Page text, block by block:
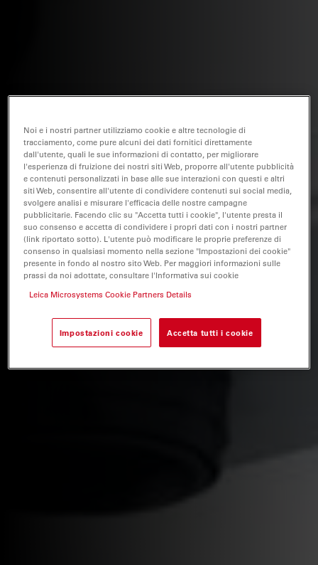
Noi e i nostri partner utilizziamo cookie e altre tecnologie di
tracciamento, come pure alcuni dei dati fornitici direttamente
dall'utente, quali le sue informazioni di contatto, per migliorare
l'esperienza di fruizione dei nostri siti Web, proporre all'utente pubblicità
e contenuti personalizzati in base alle sue interazioni con questi e altri
siti Web, consentire all'utente di condividere contenuti sui social media,
svolgere analisi e misurare l'efficacia delle nostre campagne
pubblicitarie. Facendo clic su "Accetta tutti i cookie", l'utente presta il
suo consenso e accetta di condividere i propri dati con i nostri partner
(link riportato sotto). L'utente può modificare le proprie preferenze di
consenso in qualsiasi momento nella sezione "Impostazioni dei cookie"
presente in fondo al nostro sito Web. Per maggiori informazioni sulle
prassi da noi adottate, consultare l'Informativa sui cookie
Leica Microsystems Cookie Partners Details
Impostazioni cookie Accetta tutti i cookie